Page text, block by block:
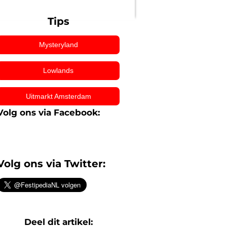
Tips
Mysteryland
Lowlands
Uitmarkt Amsterdam
ons via Facebook:
ons via Twitter:
Deel dit artikel: